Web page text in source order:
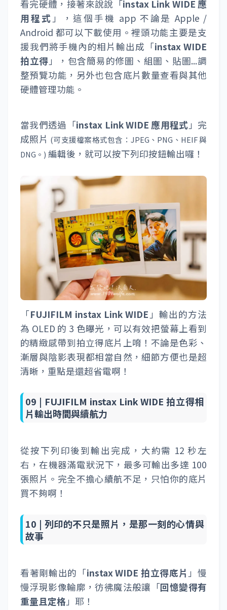
NTD$40 元左右，不過如果是大量購買的話一
張大概可以壓到 NTD$30 元左右(單盒 20 入，
NTD$600 元)，或是可以到「蝦皮拍賣」去找看
看快過期的底片也會比較便宜唷！
08 |獨家 instax Link WIDE 應用程式，照片
編修輸出超簡單
看完硬體，接著來說說「instax Link WIDE 應
用程式」，這個手機 app 不論是 Apple /
Android 都可以下載使用。裡頭功能主要是支
援我們將手機內的相片輸出成「instax WIDE
拍立得」，包含簡易的修圖、組圖、貼圖...調
整預覽功能，另外也包含底片數量查看與其他
硬體管理功能。
當我們透過「
成照片
DNG。)編輯後，就可以按下列印按鈕輸出囉！